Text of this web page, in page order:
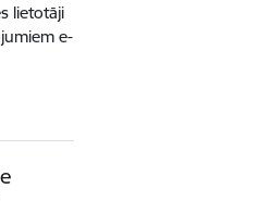
lietotāji
e-